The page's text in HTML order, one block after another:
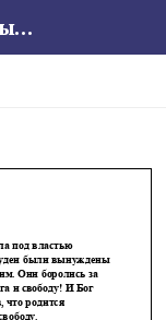
Свято-Троицкий кафедральный собор